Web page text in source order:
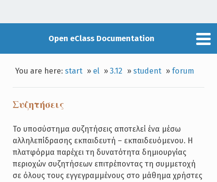
Open eClass Documentation
You are here:start » el »3.12 »student »forum
Συζητήσεις
Το υποσύστημα συζητήσεις αποτελεί ένα μέσω
αλληλεπίδρασης εκπαιδευτή – εκπαιδευόμενου. Η
πλατφόρμα παρέχει τη δυνατότητα δημιουργίας
περιοχών συζητήσεων επιτρέποντας τη συμμετοχή
σε όλους τους εγγεγραμμένους στο μάθημα χρήστες